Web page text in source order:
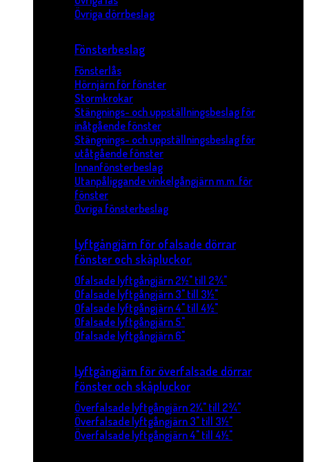
Övriga dörrbeslag
Fönsterbeslag
Fönsterlås
Hörnjärn för fönster
Stormkrokar
Stängnings- och uppställningsbeslag för
inåtgående fönster
Stängnings- och uppställningsbeslag för
utåtgående fönster
Innanfönsterbeslag
Utanpåliggande vinkelgångjärn m.m. för
fönster
Övriga fönsterbeslag
Lyftgångjärn för ofalsade dörrar
fönster och skåpluckor.
Ofalsade lyftgångjärn 2½" till 2¾"
Ofalsade lyftgångjärn 3" till 3½"
Ofalsade lyftgångjärn 4" till 4½"
Ofalsade lyftgångjärn 5"
Ofalsade lyftgångjärn 6"
Lyftgångjärn för överfalsade dörrar
fönster och skåpluckor
Överfalsade lyftgångjärn 2¼" till 2¾"
Överfalsade lyftgångjärn 3" till 3½"
Överfalsade lyftgångjärn 4" till 4½"